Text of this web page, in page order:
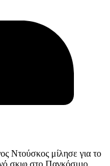
Ντούσκος μίλησε για το